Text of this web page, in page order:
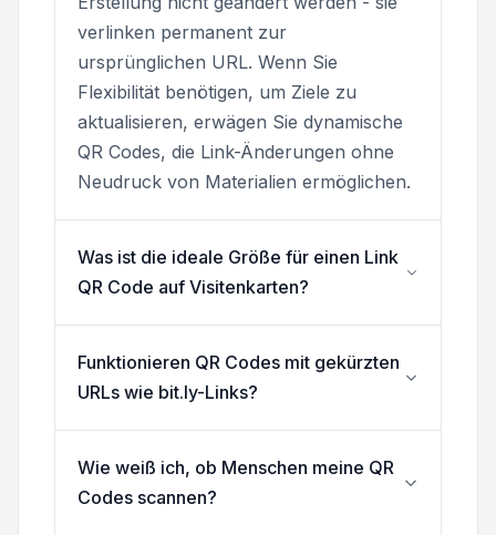
verlinken permanent zur
ursprünglichen URL. Wenn Sie
Flexibilität benötigen, um Ziele zu
aktualisieren, erwägen Sie dynamische
QR Codes, die Link-Änderungen ohne
Neudruck von Materialien ermöglichen.
Was ist die ideale Größe für einen Link
QR Code auf Visitenkarten?
Funktionieren QR Codes mit gekürzten
URLs wie bit.ly-Links?
Wie weiß ich, ob Menschen meine QR
Codes scannen?